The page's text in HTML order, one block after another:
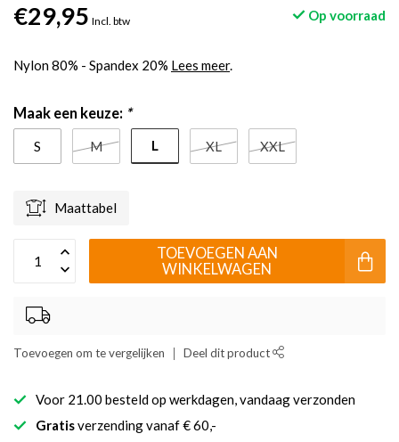
€29,95 Incl. btw Op voorraad
Nylon 80% - Spandex 20% Lees meer.
Maak een keuze: *
S M L XL XXL
Maattabel
TOEVOEGEN AAN
WINKELWAGEN
Toevoegen om te vergelijken Deel dit product
Voor 21.00 besteld op werkdagen, vandaag verzonden
Gratisverzending vanaf € 60,-